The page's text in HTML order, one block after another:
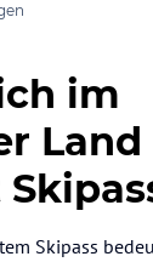
im
Land
Skipass